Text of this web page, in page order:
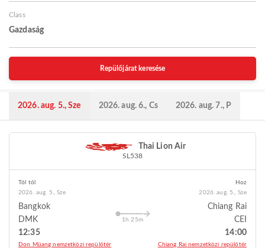
Class
Gazdaság
Repülőjárat keresése
2026. aug. 5., Sze 2026. aug. 6., Cs 2026. aug. 7., P
Thai Lion Air
SL538
Tól től
2026. aug. 5., Sze
Bangkok
DMK
12:35
Don Müang nemzetközi repülőtér
1h 25m
Hoz
2026. aug. 5., Sze
Chiang Rai
CEI
14:00
Chiang Rai nemzetközi repülőtér